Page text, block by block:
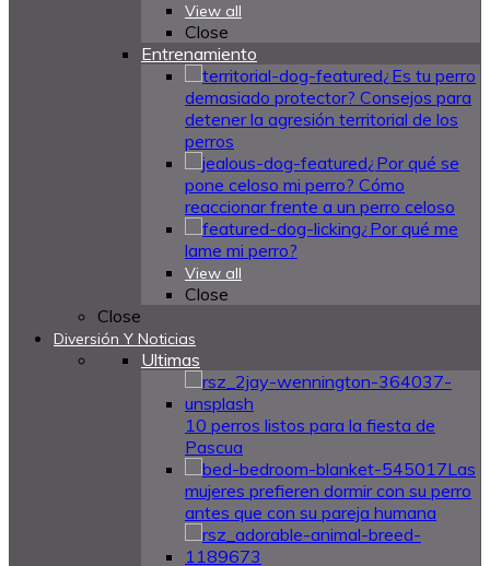
View all
Close
Entrenamiento
¿Es tu perro
demasiado protector? Consejos para
detener la agresión territorial de los
perros
¿Por qué se
pone celoso mi perro? Cómo
reaccionar frente a un perro celoso
¿Por qué me
lame mi perro?
View all
Close
Close
Diversión Y Noticias
Ultimas
10 perros listos para la fiesta de
Pascua
Las
mujeres prefieren dormir con su perro
antes que con su pareja humana